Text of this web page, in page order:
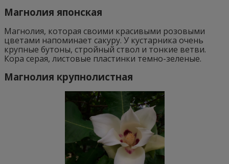
Магнолия японская
Магнолия, которая своими красивыми розовыми
цветами напоминает сакуру. У кустарника очень
крупные бутоны, стройный ствол и тонкие ветви.
Кора серая, листовые пластинки темно-зеленые.
Магнолия крупнолистная